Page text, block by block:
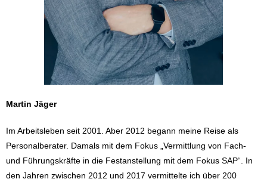
Martin Jäger
Im Arbeitsleben seit 2001. Aber 2012 begann meine Reise als
Personalberater. Damals mit dem Fokus „Vermittlung von Fach-
und Führungskräfte in die Festanstellung mit dem Fokus SAP“. In
den Jahren zwischen 2012 und 2017 vermittelte ich über 200